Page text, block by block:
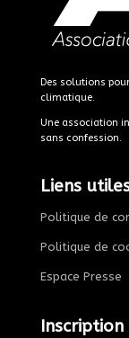
Des solutions
climatique.
Une association
sans confession.
Liens
Politique de
Politique de
Espace Presse